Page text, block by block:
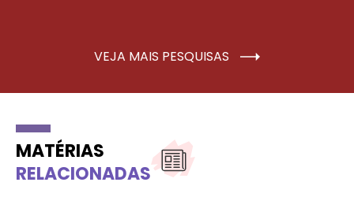
VEJA MAIS PESQUISAS
MATÉRIAS
RELACIONADAS